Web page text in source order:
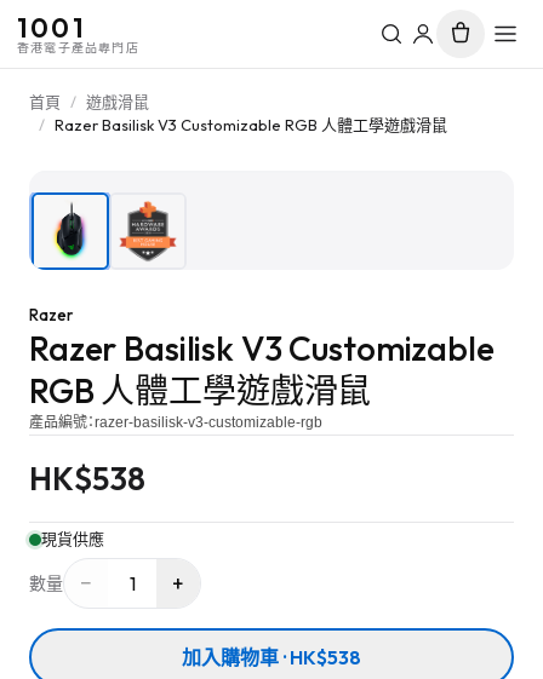
1001
香港電子產品專門店
首頁 / 遊戲滑鼠
/ Razer Basilisk V3 Customizable RGB 人體工學遊戲滑鼠
Razer
Razer Basilisk V3 Customizable
RGB 人體工學遊戲滑鼠
產品編號：razer-basilisk-v3-customizable-rgb
HK$538
現貨供應
數量 − 1 +
加入購物車 · HK$538